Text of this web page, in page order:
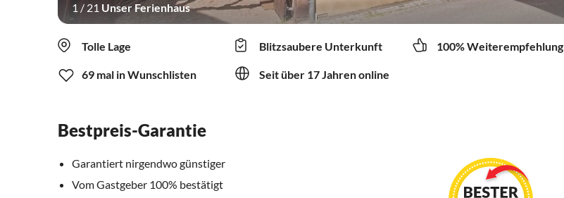
1 / 21 Unser Ferienhaus
Tolle Lage Blitzsaubere Unterkunft 100% Weiterempfehlung
69 mal in Wunschlisten Seit über 17 Jahren online
Bestpreis-Garantie
Garantiert nirgendwo günstiger
Vom Gastgeber 100% bestätigt